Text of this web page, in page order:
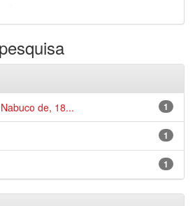
1
de, 18...
1
1